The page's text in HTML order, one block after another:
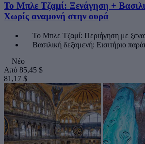
Το Μπλε Τζαμί: Ξενάγηση +
Χωρίς αναμονή στην ουρά
Το Μπλε Τζαμί: Περιήγηση με
Βασιλική δεξαμενή: Εισιτήριο
Νέο
Από 85,45 $
81,17 $